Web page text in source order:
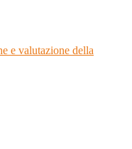
e valutazione della